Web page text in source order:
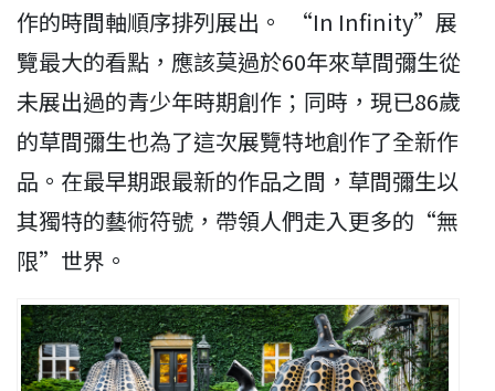
作的時間軸順序排列展出。 “In Infinity”展
覽最大的看點，應該莫過於60年來草間彌生從
未展出過的青少年時期創作；同時，現已86歲
的草間彌生也為了這次展覽特地創作了全新作
品。在最早期跟最新的作品之間，草間彌生以
其獨特的藝術符號，帶領人們走入更多的“無
限”世界。